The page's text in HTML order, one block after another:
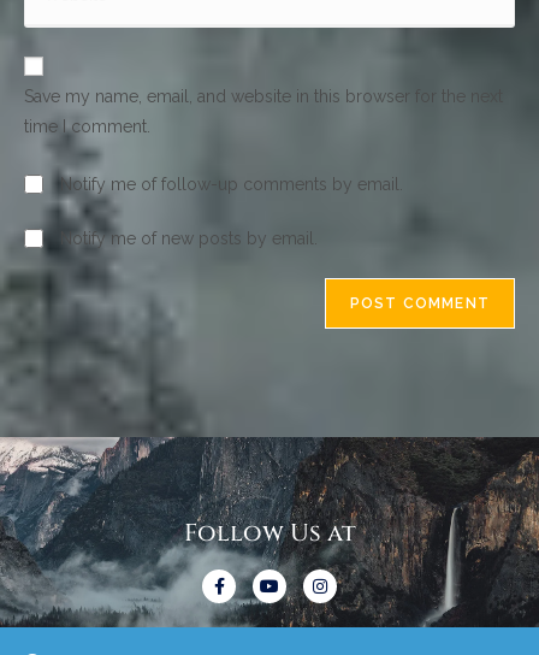
Save my name, email, and website in this browser for the next
time I comment.
Notify me of follow-up comments by email.
Notify me of new posts by email.
Follow Us at